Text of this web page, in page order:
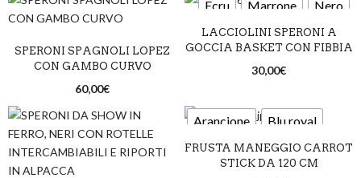
SPERONI SPAGNOLI LOPEZ
CON GAMBO CURVO
60,00€
Ecru Marrone Nero
LACCIOLINI SPERONI A
GOCCIA BASKET CON FIBBIA
30,00€
Arancione
Blu royal
Lime
Nero
Rosa
FRUSTA MANEGGIO CARROT
STICK DA 120 CM